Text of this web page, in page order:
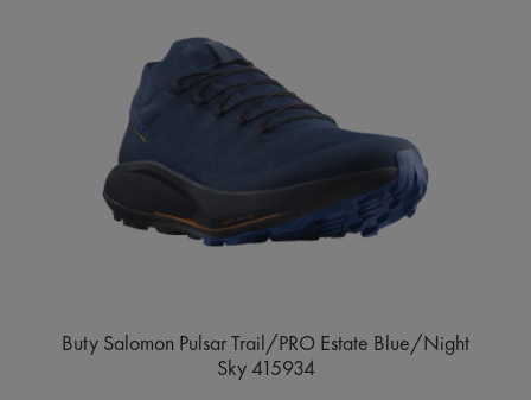
Buty Salomon Pulsar Trail/PRO Estate Blue/Night
Sky 415934